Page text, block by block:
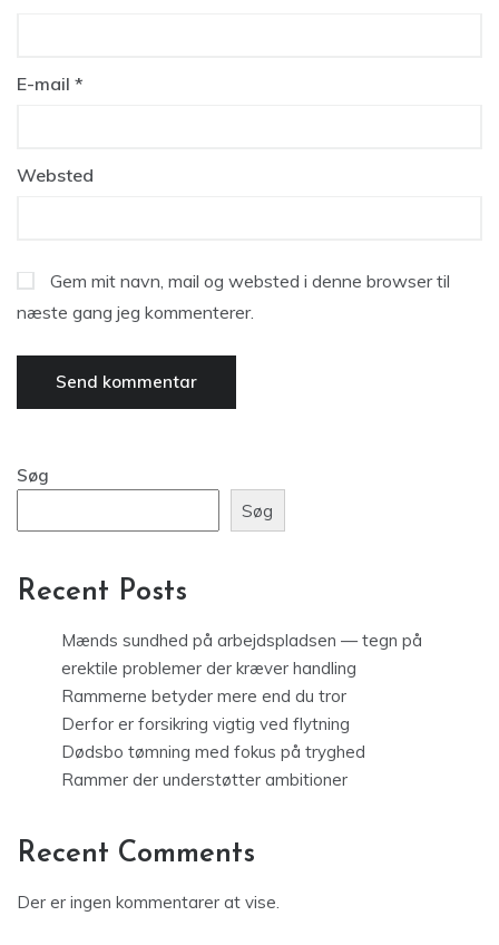
E-mail *
Websted
Gem mit navn, mail og websted i denne browser til
næste gang jeg kommenterer.
Søg
Søg
Recent Posts
Mænds sundhed på arbejdspladsen — tegn på
erektile problemer der kræver handling
Rammerne betyder mere end du tror
Derfor er forsikring vigtig ved flytning
Dødsbo tømning med fokus på tryghed
Rammer der understøtter ambitioner
Recent Comments
Der er ingen kommentarer at vise.